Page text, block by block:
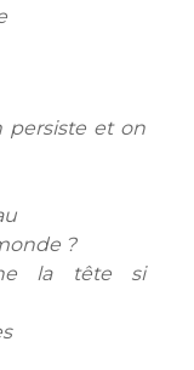
persiste et on
?
la tête si